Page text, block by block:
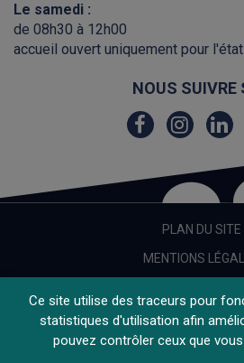
Ce site utilise des traceurs pour
statistiques d'utilisation afin
pouvez contrôler ceux que
Le samedi :
de 08h30 à 12h00
accueil ouvert uniquement pour l'état
NOUS SUIVRE
Lien
vers
compte
Facebook
Lien
vers
compte
le
PLAN DU SITE
MENTIONS
ACCESSIBILITÉ